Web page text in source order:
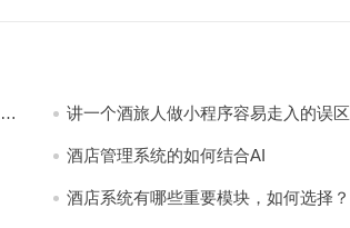
讲一个酒旅人做小程序容易走入的误区
酒店管理系统的如何结合AI
酒店系统有哪些重要模块，如何选择？